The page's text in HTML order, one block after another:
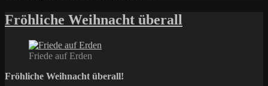
Fröhliche Weihnacht überall
Friede auf Erden
Fröhliche Weihnacht überall!